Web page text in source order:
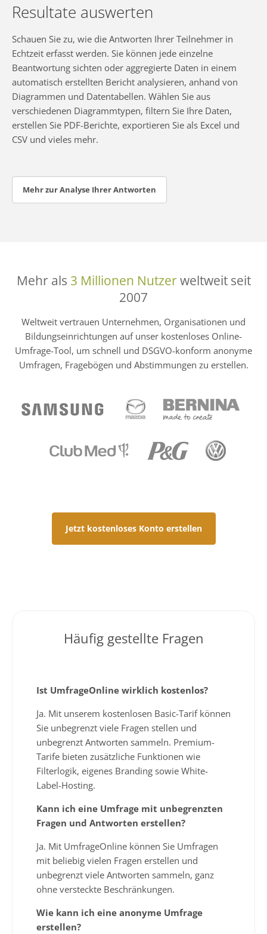
Resultate auswerten
Schauen Sie zu, wie die Antworten Ihrer Teilnehmer in
Echtzeit erfasst werden. Sie können jede einzelne
Beantwortung sichten oder aggregierte Daten in einem
automatisch erstellten Bericht analysieren, anhand von
Diagrammen und Datentabellen. Wählen Sie aus
verschiedenen Diagrammtypen, filtern Sie Ihre Daten,
erstellen Sie PDF-Berichte, exportieren Sie als Excel und
CSV und vieles mehr.
Mehr zur Analyse Ihrer Antworten
Mehr als 3 Millionen Nutzerweltweit seit
2007
Weltweit vertrauen Unternehmen, Organisationen und
Bildungseinrichtungen auf unser kostenloses Online-
Umfrage-Tool, um schnell und DSGVO-konform anonyme
Umfragen, Fragebögen und Abstimmungen zu erstellen.
Jetzt kostenloses Konto erstellen
Häufig gestellte Fragen
Ist UmfrageOnline wirklich kostenlos?
Ja. Mit unserem kostenlosen Basic-Tarif können
Sie unbegrenzt viele Fragen stellen und
unbegrenzt Antworten sammeln. Premium-
Tarife bieten zusätzliche Funktionen wie
Filterlogik, eigenes Branding sowie White-
Label-Hosting.
Kann ich eine Umfrage mit unbegrenzten
Fragen und Antworten erstellen?
Ja. Mit UmfrageOnline können Sie Umfragen
mit beliebig vielen Fragen erstellen und
unbegrenzt viele Antworten sammeln, ganz
ohne versteckte Beschränkungen.
Wie kann ich eine anonyme Umfrage
erstellen?